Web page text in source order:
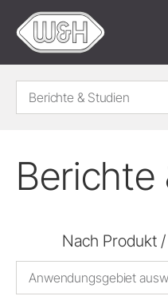
Berichte & Studien
Berichte
Nach Produkt
Anwendungsgebiet